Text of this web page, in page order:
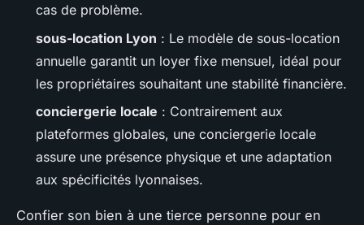
cas de problème.
sous-location Lyon : Le modèle de sous-location
annuelle garantit un loyer fixe mensuel, idéal pour
les propriétaires souhaitant une stabilité financière.
conciergerie locale : Contrairement aux
plateformes globales, une conciergerie locale
assure une présence physique et une adaptation
aux spécificités lyonnaises.
Confier son bien à une tierce personne pour en